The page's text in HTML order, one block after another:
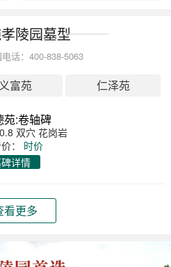
陵园墓型
话：400-838-5063
义富苑 仁泽苑
苑:卷轴碑
双穴 花岗岩
：
时价
详情
看更多